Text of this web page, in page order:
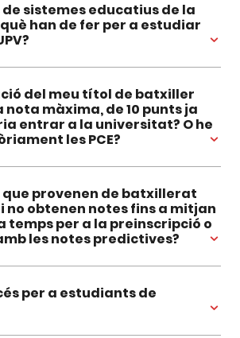
sistemes educatius de la
han de fer per a estudiar
del meu títol de batxiller
màxima, de 10 punts ja
entrar a la universitat? O he
les PCE?
que provenen de batxillerat
no obtenen notes fins a mitjan
temps per a la preinscripció o
les notes predictives?
per a estudiants de